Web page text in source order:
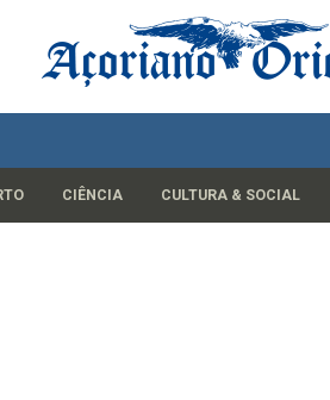
CIÊNCIA CULTURA & SOCIAL